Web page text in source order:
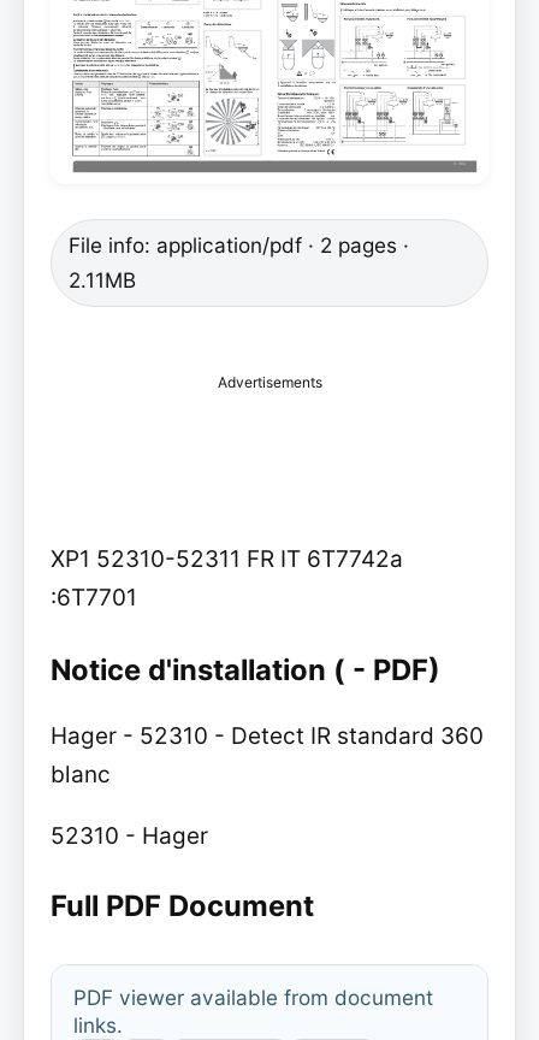
File info: application/pdf · 2 pages ·
2.11MB
Advertisements
XP1 52310-52311 FR IT 6T7742a
:6T7701
Notice d'installation ( - PDF)
Hager - 52310 - Detect IR standard 360
blanc
52310 - Hager
Full PDF Document
PDF viewer available from document
links.